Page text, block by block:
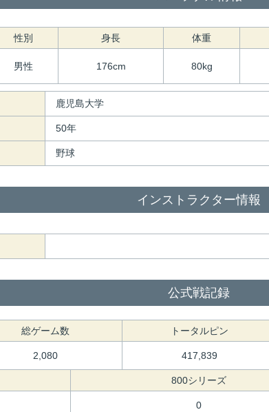
性別 身長 体重
男性 176cm 80kg
鹿児島大学
50年
野球
インストラクター情報
公式戦記録
総ゲーム数 トータルピン
2,080 417,839
800シリーズ
0